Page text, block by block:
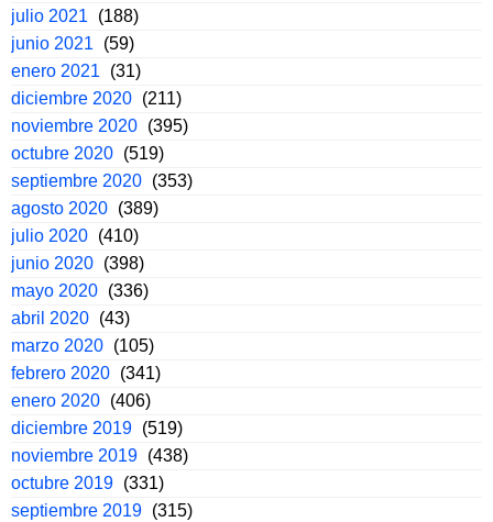
julio 2021
(188)
junio 2021
(59)
enero 2021
(31)
diciembre 2020 (211)
noviembre 2020 (395)
octubre 2020 (519)
septiembre 2020 (353)
agosto 2020 (389)
julio 2020 (410)
junio 2020 (398)
mayo 2020 (336)
abril 2020 (43)
marzo 2020 (105)
febrero 2020 (341)
enero 2020 (406)
diciembre 2019 (519)
noviembre 2019 (438)
octubre 2019 (331)
septiembre 2019 (315)